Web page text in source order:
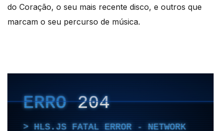
do Coração, o seu mais recente disco, e outros que
marcam o seu percurso de música.